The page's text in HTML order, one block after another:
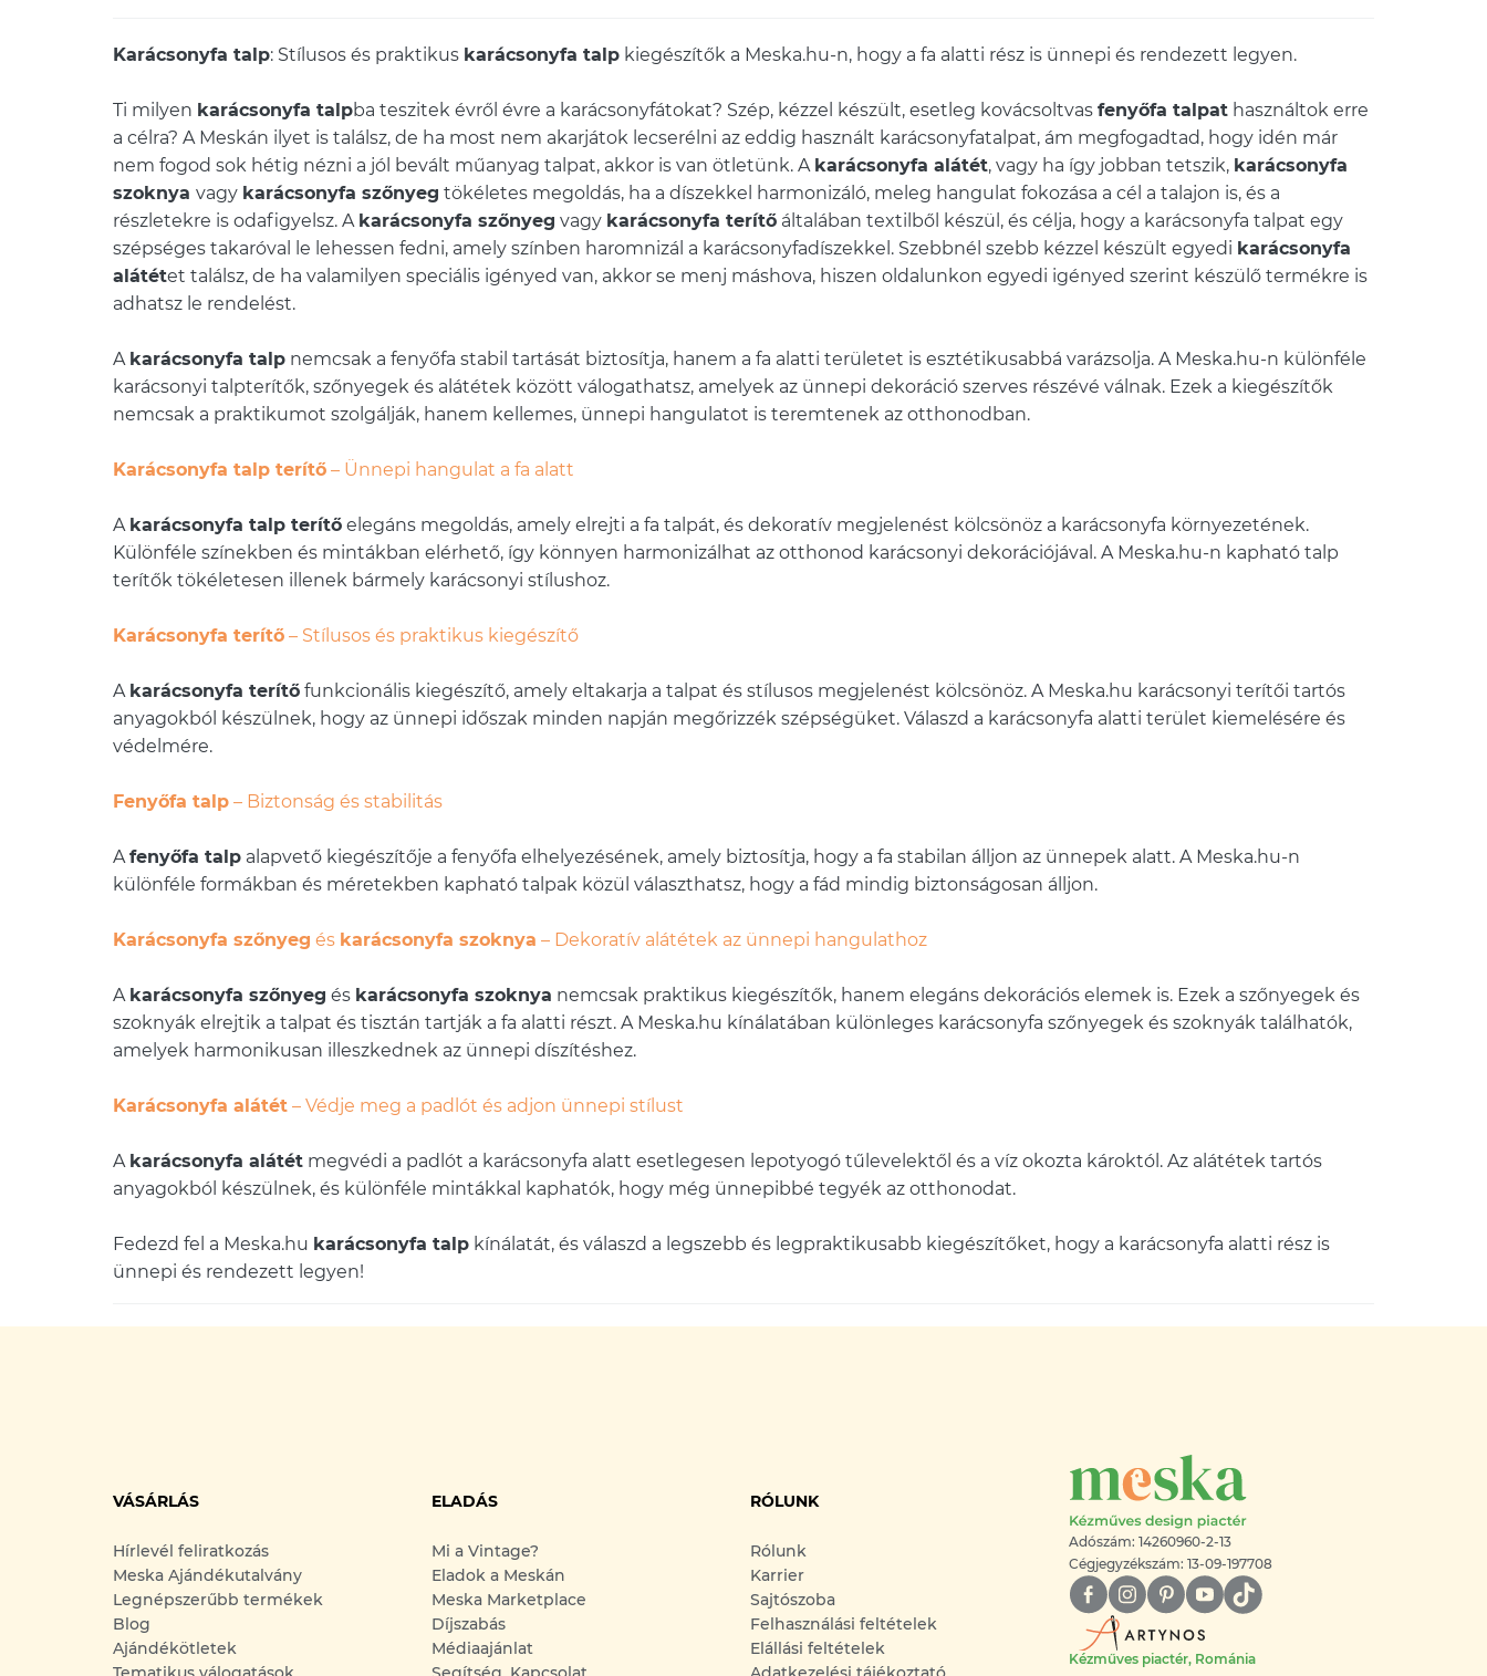
Karácsonyfa talp: Stílusos és praktikus karácsonyfa talp kiegészítők a Meska.hu-n, hogy a fa alatti rész is ünnepi és rendezett legyen.
Ti milyen karácsonyfa talpba teszitek évről évre a karácsonyfátokat? Szép, kézzel készült, esetleg kovácsoltvas fenyőfa talpat használtok erre
a célra? A Meskán ilyet is találsz, de ha most nem akarjátok lecserélni az eddig használt karácsonyfatalpat, ám megfogadtad, hogy idén már
nem fogod sok hétig nézni a jól bevált műanyag talpat, akkor is van ötletünk. A karácsonyfa alátét, vagy ha így jobban tetszik, karácsonyfa
szoknya vagy karácsonyfa szőnyeg tökéletes megoldás, ha a díszekkel harmonizáló, meleg hangulat fokozása a cél a talajon is, és a
részletekre is odafigyelsz. A karácsonyfa szőnyeg vagy karácsonyfa terítő általában textilből készül, és célja, hogy a karácsonyfa talpat egy
szépséges takaróval le lehessen fedni, amely színben haromnizál a karácsonyfadíszekkel. Szebbnél szebb kézzel készült egyedi karácsonyfa
alátétet találsz, de ha valamilyen speciális igényed van, akkor se menj máshova, hiszen oldalunkon egyedi igényed szerint készülő termékre is
adhatsz le rendelést.
A karácsonyfa talp nemcsak a fenyőfa stabil tartását biztosítja, hanem a fa alatti területet is esztétikusabbá varázsolja. A Meska.hu-n különféle
karácsonyi talpterítők, szőnyegek és alátétek között válogathatsz, amelyek az ünnepi dekoráció szerves részévé válnak. Ezek a kiegészítők
nemcsak a praktikumot szolgálják, hanem kellemes, ünnepi hangulatot is teremtenek az otthonodban.
Karácsonyfa talp terítő – Ünnepi hangulat a fa alatt
A karácsonyfa talp terítő elegáns megoldás, amely elrejti a fa talpát, és dekoratív megjelenést kölcsönöz a karácsonyfa környezetének.
Különféle színekben és mintákban elérhető, így könnyen harmonizálhat az otthonod karácsonyi dekorációjával. A Meska.hu-n kapható talp
terítők tökéletesen illenek bármely karácsonyi stílushoz.
Karácsonyfa terítő – Stílusos és praktikus kiegészítő
A karácsonyfa terítő funkcionális kiegészítő, amely eltakarja a talpat és stílusos megjelenést kölcsönöz. A Meska.hu karácsonyi terítői tartós
anyagokból készülnek, hogy az ünnepi időszak minden napján megőrizzék szépségüket. Válaszd a karácsonyfa alatti terület kiemelésére és
védelmére.
Fenyőfa talp – Biztonság és stabilitás
Afenyőfa talp alapvető kiegészítője a fenyőfa elhelyezésének, amely biztosítja, hogy a fa stabilan álljon az ünnepek alatt. A Meska.hu-n
különféle formákban és méretekben kapható talpak közül választhatsz, hogy a fád mindig biztonságosan álljon.
Karácsonyfa szőnyeg és karácsonyfa szoknya – Dekoratív alátétek az ünnepi hangulathoz
A karácsonyfa szőnyeg és karácsonyfa szoknya nemcsak praktikus kiegészítők, hanem elegáns dekorációs elemek is. Ezek a szőnyegek és
szoknyák elrejtik a talpat és tisztán tartják a fa alatti részt. A Meska.hu kínálatában különleges karácsonyfa szőnyegek és szoknyák találhatók,
amelyek harmonikusan illeszkednek az ünnepi díszítéshez.
Karácsonyfa alátét – Védje meg a padlót és adjon ünnepi stílust
A karácsonyfa alátét megvédi a padlót a karácsonyfa alatt esetlegesen lepotyogó tűlevelektől és a víz okozta károktól. Az alátétek tartós
anyagokból készülnek, és különféle mintákkal kaphatók, hogy még ünnepibbé tegyék az otthonodat.
Fedezd fel a Meska.hu karácsonyfa talp kínálatát, és válaszd a legszebb és legpraktikusabb kiegészítőket, hogy a karácsonyfa alatti rész is
ünnepi és rendezett legyen!
VÁSÁRLÁS
Hírlevél feliratkozás
Meska Ajándékutalvány
Legnépszerűbb termékek
Blog
Ajándékötletek
ELADÁS
Mi a Vintage?
Eladok a Meskán
Meska Marketplace
Díjszabás
Médiaajánlat
RÓLUNK
Rólunk
Karrier
Sajtószoba
Felhasználási feltételek
Elállási feltételek
Adószám: 14260960-2-13
Cégjegyzékszám: 13-09-197708
Kézműves piactér, Románia